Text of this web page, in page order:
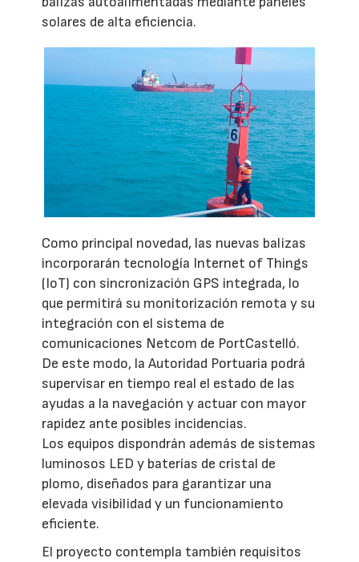
solares de alta eficiencia.
Como principal novedad, las nuevas balizas
incorporarán tecnología Internet of Things
(IoT) con sincronización GPS integrada, lo
que permitirá su monitorización remota y su
integración con el sistema de
comunicaciones Netcom de PortCastelló.
De este modo, la Autoridad Portuaria podrá
supervisar en tiempo real el estado de las
ayudas a la navegación y actuar con mayor
rapidez ante posibles incidencias.
Los equipos dispondrán además de sistemas
luminosos LED y baterías de cristal de
plomo, diseñados para garantizar una
elevada visibilidad y un funcionamiento
eficiente.
El proyecto contempla también requisitos